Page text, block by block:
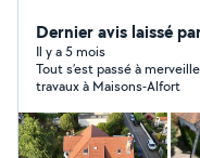
https://share.google/
Dernier avis laissé
Il y a 5 mois
Tout s’est passé à
travaux à Maisons-Alfort